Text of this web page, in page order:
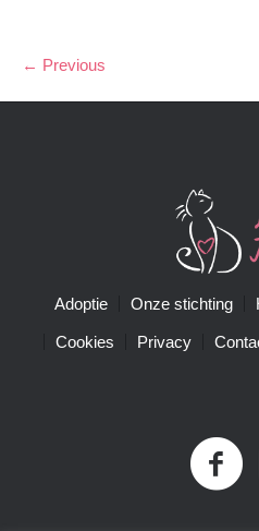
← Previous
Adoptie Onze stichting
Cookies Privacy